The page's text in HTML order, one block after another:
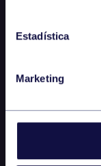
Estadística
Marketing